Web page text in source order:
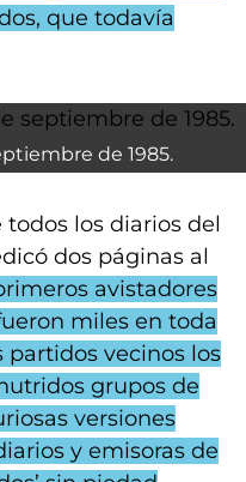
que todavía
de 1985.
los diarios del
dos páginas al
avistadores
miles en toda
partidos vecinos los
grupos de
versiones
y emisoras de